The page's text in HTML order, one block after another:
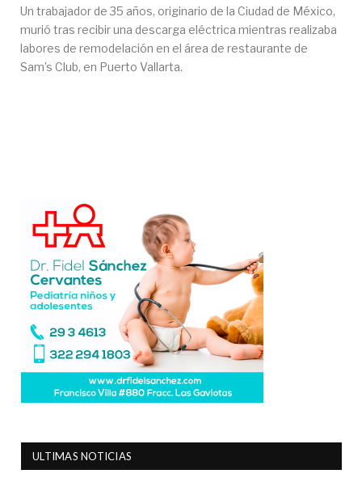
Un trabajador de 35 años, originario de la Ciudad de México,
murió tras recibir una descarga eléctrica mientras realizaba
labores de remodelación en el área de restaurante de
Sam’s Club, en Puerto Vallarta.
ULTIMAS NOTICIAS